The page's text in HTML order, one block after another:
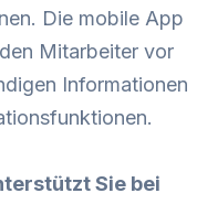
Die mobile App
Mitarbeiter vor
Informationen
Sie bei